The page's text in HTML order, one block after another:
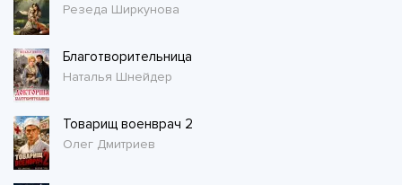
Резеда Ширкунова
Благотворительница
Наталья Шнейдер
Товарищ военврач 2
Олег Дмитриев